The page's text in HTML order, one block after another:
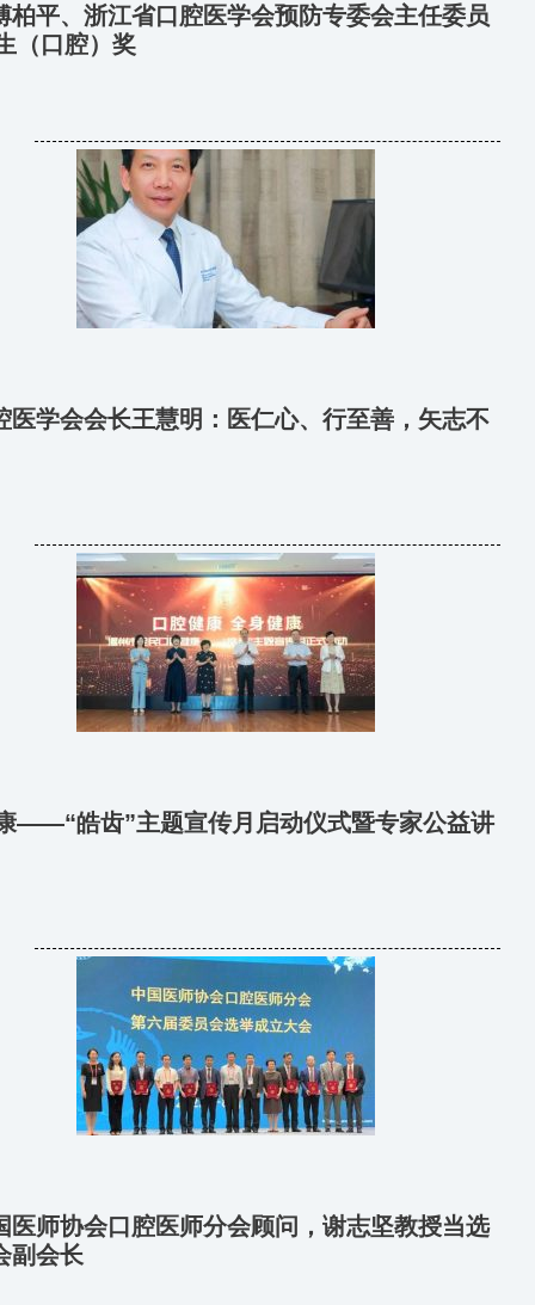
柏平、浙江省口腔医学会预防专委会主任委员
（口腔）奖
学会会长王慧明：医仁心、行至善，矢志不
——“皓齿”主题宣传月启动仪式暨专家公益讲
医师协会口腔医师分会顾问，谢志坚教授当选
副会长